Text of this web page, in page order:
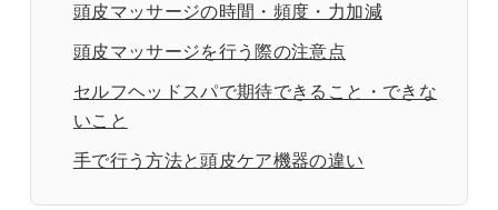
頭皮マッサージの時間・頻度・力加減
頭皮マッサージを行う際の注意点
セルフヘッドスパで期待できること・できな
いこと
手で行う方法と頭皮ケア機器の違い